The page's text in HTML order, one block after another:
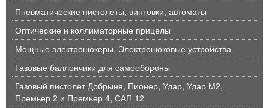
Пневматические пистолеты, винтовки, автоматы
Оптические и коллиматорные прицелы
Мощные электрошокеры. Электрошоковые устройства
Газовые баллончики для самообороны
Газовый пистолет Добрыня, Пионер, Удар, Удар М2,
Премьер 2 и Премьер 4, САП 12